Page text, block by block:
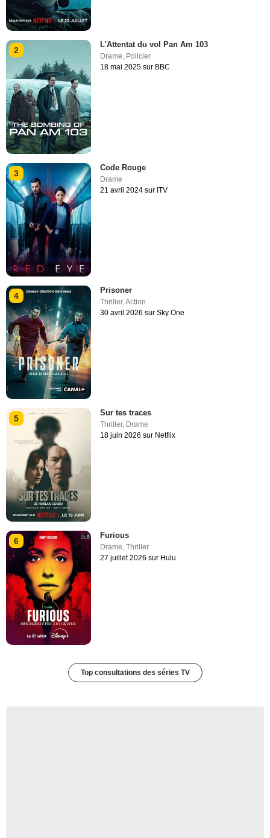
2
L'Attentat du vol Pan Am 103
Drame, Policier
18 mai 2025 sur BBC
3
Code Rouge
Drame
21 avril 2024 sur ITV
4
Prisoner
Thriller,Action
30 avril 2026 sur Sky One
5
Sur tes traces
Thriller, Drame
18 juin 2026 sur Netflix
6
Furious
Drame,Thriller
27 juillet 2026 sur Hulu
Top consultations des séries TV